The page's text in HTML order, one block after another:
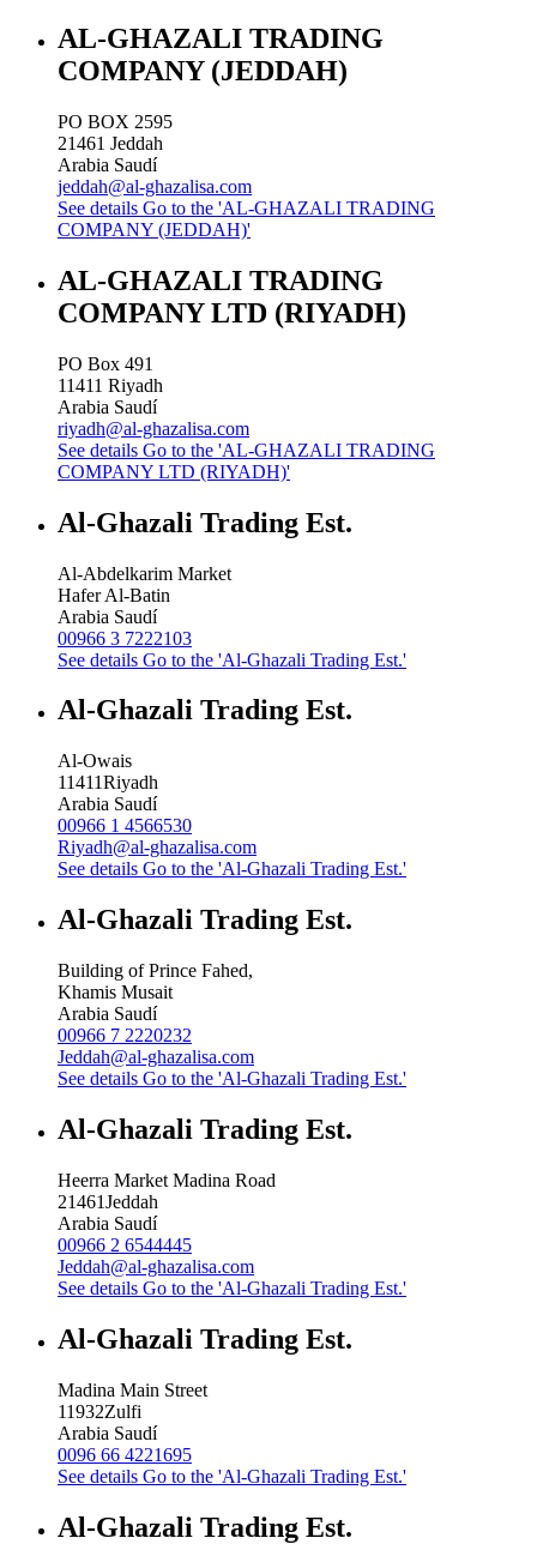
AL-GHAZALI TRADING
COMPANY (JEDDAH)
PO BOX 2595
21461 Jeddah
Arabia Saudí
jeddah@al-ghazalisa.com
See details Go to the 'AL-GHAZALI TRADING
COMPANY (JEDDAH)'
AL-GHAZALI TRADING
COMPANY LTD (RIYADH)
PO Box 491
11411 Riyadh
Arabia Saudí
riyadh@al-ghazalisa.com
See details Go to the 'AL-GHAZALI TRADING
COMPANY LTD (RIYADH)'
Al-Ghazali Trading Est.
Al-Abdelkarim Market
Hafer Al-Batin
Arabia Saudí
00966 3 7222103
See details Go to the 'Al-Ghazali Trading Est.'
Al-Ghazali Trading Est.
Al-Owais
11411Riyadh
Arabia Saudí
00966 1 4566530
Riyadh@al-ghazalisa.com
See details Go to the 'Al-Ghazali Trading Est.'
Al-Ghazali Trading Est.
Building of Prince Fahed,
Khamis Musait
Arabia Saudí
00966 7 2220232
Jeddah@al-ghazalisa.com
See details Go to the 'Al-Ghazali Trading Est.'
Al-Ghazali Trading Est.
Heerra Market Madina Road
21461Jeddah
Arabia Saudí
00966 2 6544445
Jeddah@al-ghazalisa.com
See details Go to the 'Al-Ghazali Trading Est.'
Al-Ghazali Trading Est.
Madina Main Street
11932Zulfi
Arabia Saudí
0096 66 4221695
See details Go to the 'Al-Ghazali Trading Est.'
Al-Ghazali Trading Est.